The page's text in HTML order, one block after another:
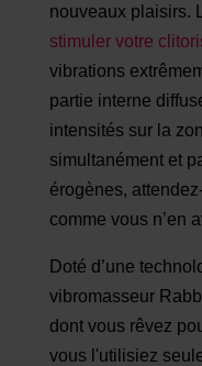
nouveaux plaisirs.
stimuler votre
vibrations
partie interne
intensités sur la
simultanément et
érogènes,
comme vous n’en
Doté d’une
vibromasseur
dont vous rêvez
vous l'utilisiez